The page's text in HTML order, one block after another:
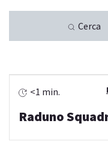
Cerca
<1 min.
Raduno